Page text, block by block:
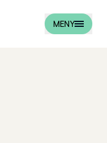
MENY